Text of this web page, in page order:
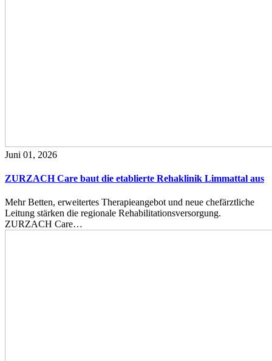
Juni 01, 2026
ZURZACH Care baut die etablierte Rehaklinik Limmattal aus
Mehr Betten, erweitertes Therapieangebot und neue chefärztliche
Leitung stärken die regionale Rehabilitationsversorgung.
ZURZACH Care…